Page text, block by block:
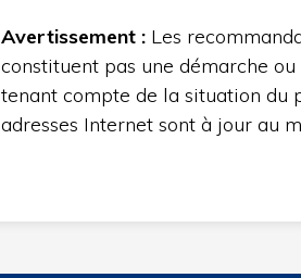
Avertissement : Les
constituent pas une démarche
tenant compte de la situation du
adresses Internet sont à jour au